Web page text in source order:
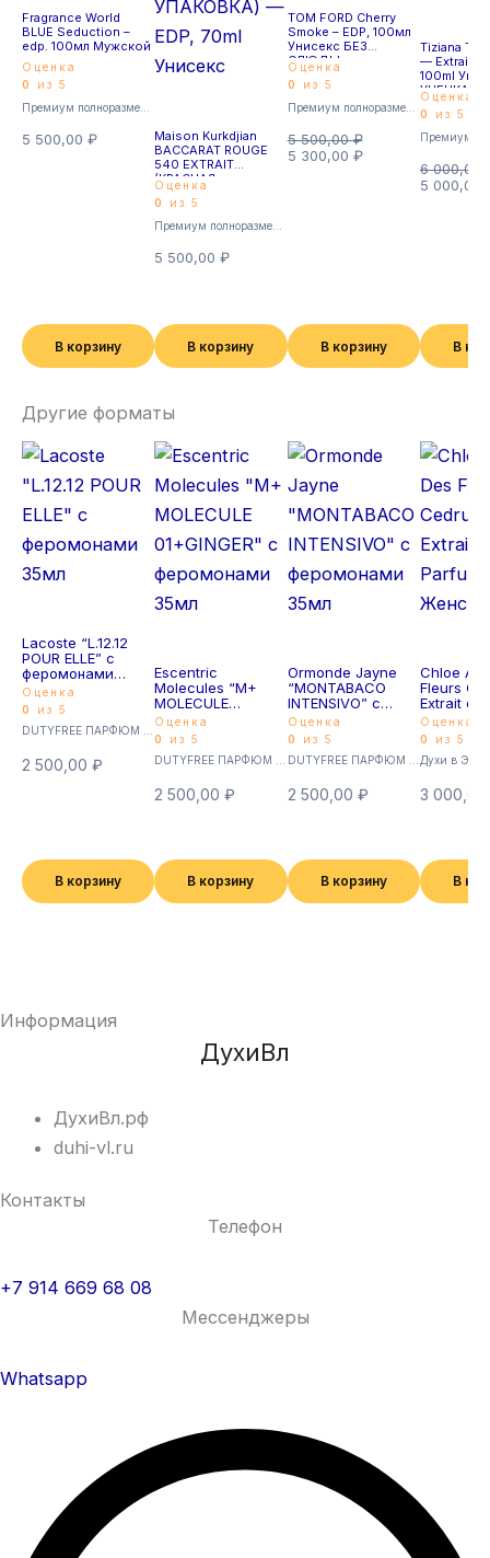
Fragrance World
BLUE Seduction –
edp. 100мл Мужской
Оценка
0
из 5
5 500,00 ₽
В корзину
Maison Kurkdjian
BACCARAT ROUGE
540 EXTRAIT
(КРАСНАЯ
УПАКОВКА) — EDP,
70ml Унисекс
Оценка
0
из 5
5 500,00₽
В корзину
Премиум полноразмерные
TOM FORD Cherry
Smoke – EDP, 100мл
Унисекс БЕЗ
СЛЮДЫ
Оценка
0
из 5
5 500,00₽
5 300,00 ₽
В корзину
Tiziana
— Extrait
100ml
УЦЕНКА!
Оценка
0
из 5
6 000,00
5 000,00
В
Другие форматы
Lacoste “L.12.12
POUR ELLE” с
феромонами
35мл
Оценка
0
из 5
2 500,00 ₽
В корзину
Escentric
Molecules “M+
MOLECULE
01+GINGER” с
феромонами
35мл
Оценка
0
из 5
2 500,00₽
В корзину
Ormonde Jayne
“MONTABACO
INTENSIVO” с
феромонами
35мл
Оценка
0
из 5
2 500,00 ₽
В корзину
Духи в
Chloe
Fleurs
Extrait de
45мл
Оценка
0
из 5
3 000,00
В
Информация
ДухиВл
ДухиВл.рф
duhi-vl.ru
Контакты
Телефон
+7 914 669 68 08
Мессенджеры
Whatsapp